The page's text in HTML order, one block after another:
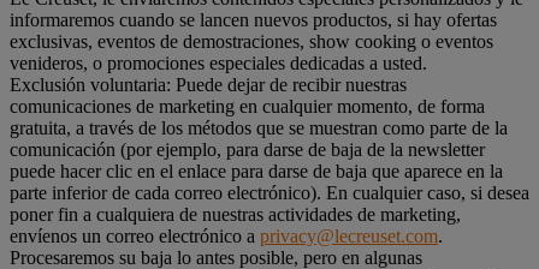
informaremos cuando se lancen nuevos productos, si hay ofertas
exclusivas, eventos de demostraciones, show cooking o eventos
venideros, o promociones especiales dedicadas a usted.
Exclusión voluntaria: Puede dejar de recibir nuestras
comunicaciones de marketing en cualquier momento, de forma
gratuita, a través de los métodos que se muestran como parte de la
comunicación (por ejemplo, para darse de baja de la newsletter
puede hacer clic en el enlace para darse de baja que aparece en la
parte inferior de cada correo electrónico). En cualquier caso, si desea
poner fin a cualquiera de nuestras actividades de marketing,
envíenos un correo electrónico a privacy@lecreuset.com.
Procesaremos su baja lo antes posible, pero en algunas